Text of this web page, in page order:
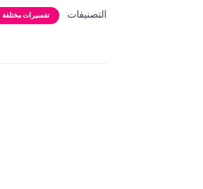
التصنيفات: تفسيرات مختلفة